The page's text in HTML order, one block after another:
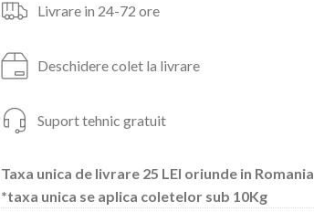
Livrare in 24-72 ore
Deschidere colet la livrare
Suport tehnic gratuit
Taxa unica de livrare 25 LEI oriunde in Romania
*taxa unica se aplica coletelor sub 10Kg